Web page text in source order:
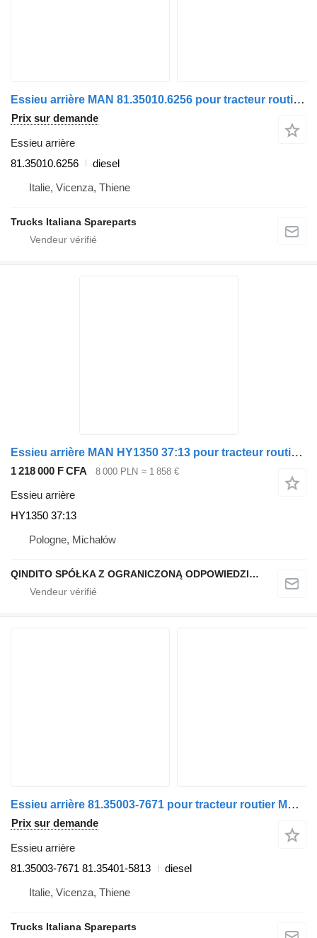
Essieu arrière MAN 81.35010.6256 pour tracteur routier MAN TGX
Prix sur demande
Essieu arrière
81.35010.6256
diesel
Italie, Vicenza, Thiene
Trucks Italiana Spareparts
Essieu arrière MAN HY1350 37:13 pour tracteur routier MAN TGX
1 218 000 F CFA 8 000 PLN ≈ 1 858 €
Essieu arrière
HY1350 37:13
Pologne, Michałów
QINDITO SPÓŁKA Z OGRANICZONĄ ODPOWIEDZIALNOŚCIĄ
Essieu arrière 81.35003-7671 pour tracteur routier MAN TGX euro 6
Prix sur demande
Essieu arrière
81.35003-7671 81.35401-5813
diesel
Italie, Vicenza, Thiene
Trucks Italiana Spareparts